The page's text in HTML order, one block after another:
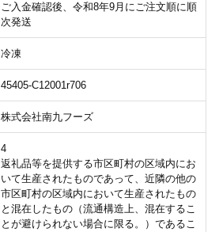
ご入金確認後、令和8年9月にご注文順に順
次発送
冷凍
45405-C12001r706
株式会社南九フーズ
4
返礼品等を提供する市区町村の区域内にお
いて生産されたものであって、近隣の他の
市区町村の区域内において生産されたもの
と混在したもの（流通構造上、混在するこ
とが避けられない場合に限る。）であるこ